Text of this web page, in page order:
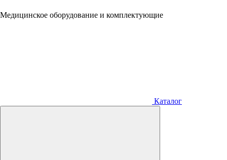
Медицинское оборудование и комплектующие
Каталог